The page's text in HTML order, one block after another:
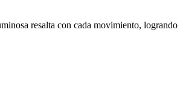
resalta con cada movimiento,